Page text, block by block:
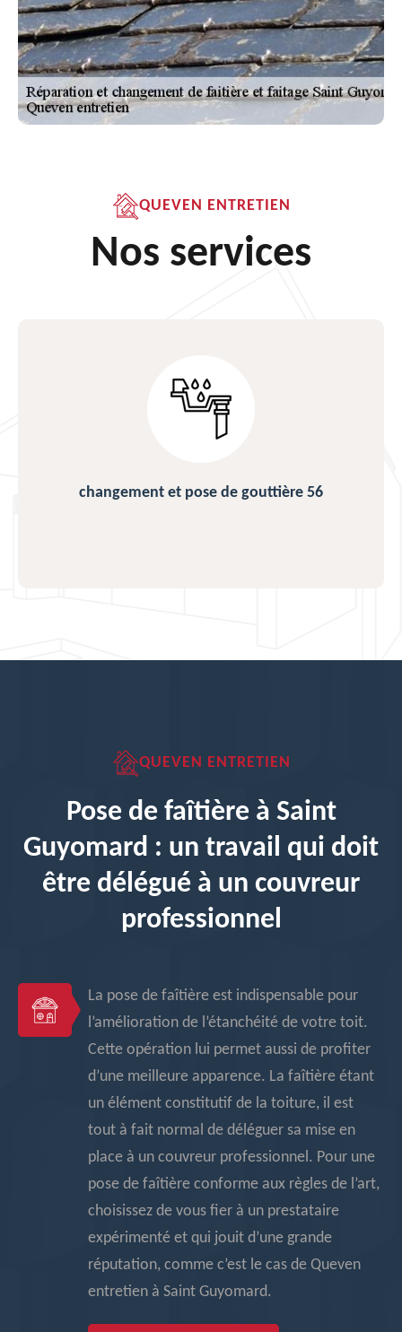
QUEVEN ENTRETIEN
Nos services
changement et pose de gouttière 56
QUEVEN ENTRETIEN
Pose de faîtière à Saint
Guyomard : un travail qui doit
être délégué à un couvreur
professionnel
La pose de faîtière est indispensable pour
l’amélioration de l’étanchéité de votre toit.
Cette opération lui permet aussi de profiter
d’une meilleure apparence. La faîtière étant
un élément constitutif de la toiture, il est
tout à fait normal de déléguer sa mise en
place à un couvreur professionnel. Pour une
pose de faîtière conforme aux règles de l’art,
choisissez de vous fier à un prestataire
expérimenté et qui jouit d’une grande
réputation, comme c’est le cas de Queven
entretien à Saint Guyomard.